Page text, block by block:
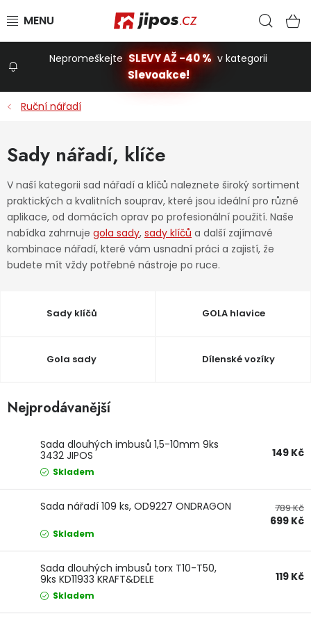
Stavba a dům
Dílna
Domácnost
Dětská hřiště
Autodoplňky
Vánoce
Ochranné pomůcky
Značky
Nepromeškejte SLEVY AŽ -40 % v kategorii
Slevoakce!
Ruční nářadí
Sady nářadí, klíče
V naší kategorii sad nářadí a klíčů naleznete široký sortiment
praktických a kvalitních souprav, které jsou ideální pro různé
aplikace, od domácích oprav po profesionální použití. Naše
nabídka zahrnuje gola sady, sady klíčů a další zajímavé
kombinace nářadí, které vám usnadní práci a zajistí, že
budete mít vždy potřebné nástroje po ruce.
Sady klíčů GOLA hlavice
Gola sady Dílenské vozíky
Nejprodávanější
Sada dlouhých imbusů 1,5-10mm 9ks
3432 JIPOS
149 Kč
Skladem
Sada nářadí 109 ks, OD9227 ONDRAGON 789 Kč
699 Kč
Skladem
Sada dlouhých imbusů torx T10-T50,
9ks KD11933 KRAFT&DELE
119 Kč
Skladem